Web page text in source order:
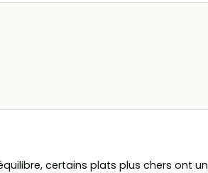
certains plats plus chers ont un